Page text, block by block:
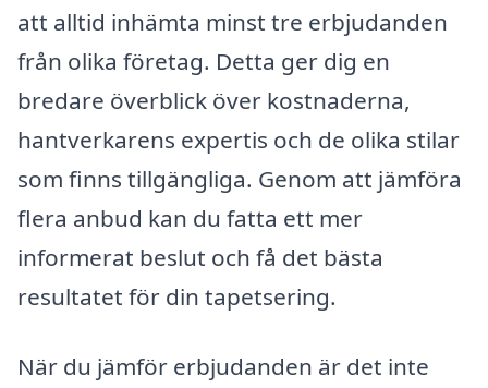
att alltid inhämta minst tre erbjudanden
från olika företag. Detta ger dig en
bredare överblick över kostnaderna,
hantverkarens expertis och de olika stilar
som finns tillgängliga. Genom att jämföra
flera anbud kan du fatta ett mer
informerat beslut och få det bästa
resultatet för din tapetsering.
När du jämför erbjudanden är det inte